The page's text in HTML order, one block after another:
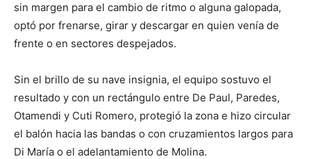
sin margen para el cambio de ritmo o alguna galopada,
optó por frenarse, girar y descargar en quien venía de
frente o en sectores despejados.
Sin el brillo de su nave insignia, el equipo sostuvo el
resultado y con un rectángulo entre De Paul, Paredes,
Otamendi y Cuti Romero, protegió la zona e hizo circular
el balón hacia las bandas o con cruzamientos largos para
Di María o el adelantamiento de Molina.